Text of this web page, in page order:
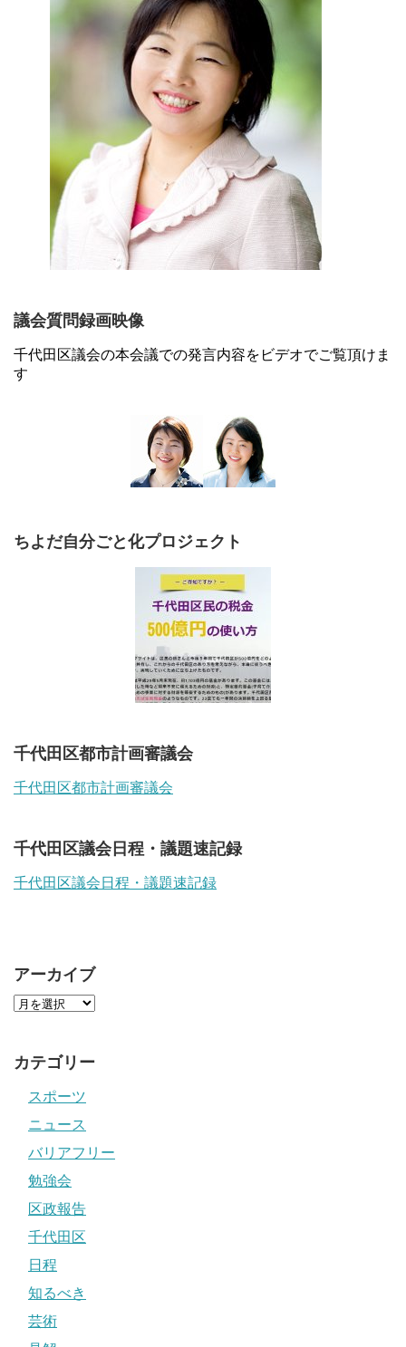
議会質問録画映像
千代田区議会の本会議での発言内容をビデオでご覧頂けま
す
ちよだ自分ごと化プロジェクト
千代田区都市計画審議会
千代田区都市計画審議会
千代田区議会日程・議題速記録
千代田区議会日程・議題速記録
アーカイブ
カテゴリー
スポーツ
ニュース
バリアフリー
勉強会
区政報告
千代田区
日程
知るべき
芸術